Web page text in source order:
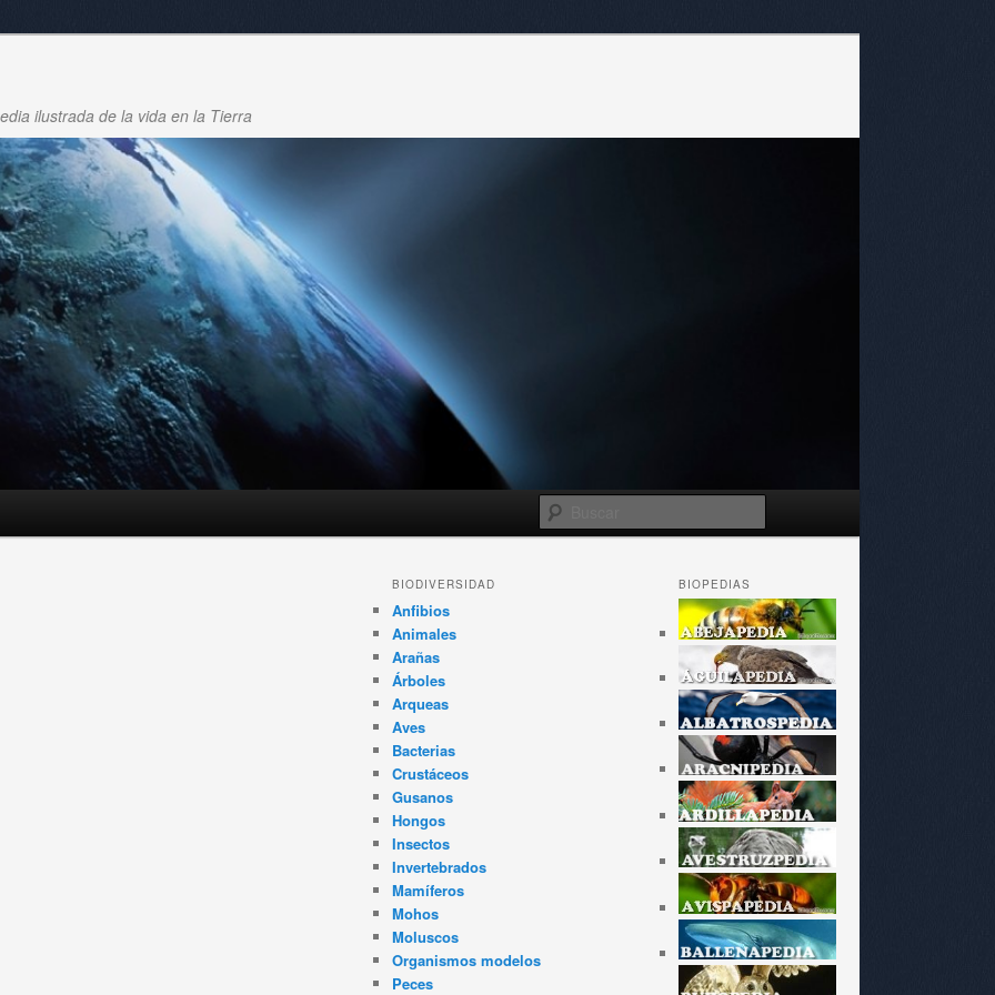
ilustrada de la vida en la Tierra
Navegador
de
artículos
BIOPEDIAS
BIODIVERSIDAD
Anfibios
Animales
Arañas
Árboles
Arqueas
Aves
Bacterias
Crustáceos
Gusanos
Hongos
Insectos
Invertebrados
Mamíferos
Mohos
Moluscos
Organismos modelos
Peces